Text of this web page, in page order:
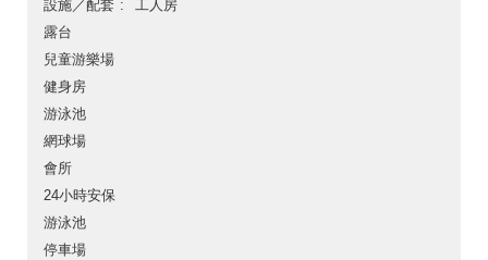
設施／配套
工人房
露台
兒童游樂場
健身房
游泳池
網球場
會所
24小時安保
游泳池
停車場